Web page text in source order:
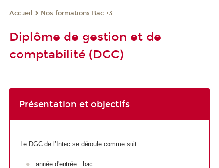
Accueil Nos formations Bac +3
Diplôme de gestion et de
comptabilité (DGC)
Présentation et objectifs
Le DGC de l’Intec se déroule comme suit :
année d'entrée : bac